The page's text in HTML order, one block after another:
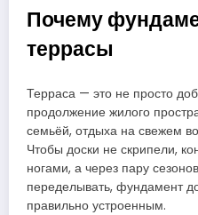
Почему
террасы
Терраса — это не просто
продолжение жилого
семьёй, отдыха на свежем
Чтобы доски не скрипели,
ногами, а через пару
переделывать, фундамент
правильно устроенным.